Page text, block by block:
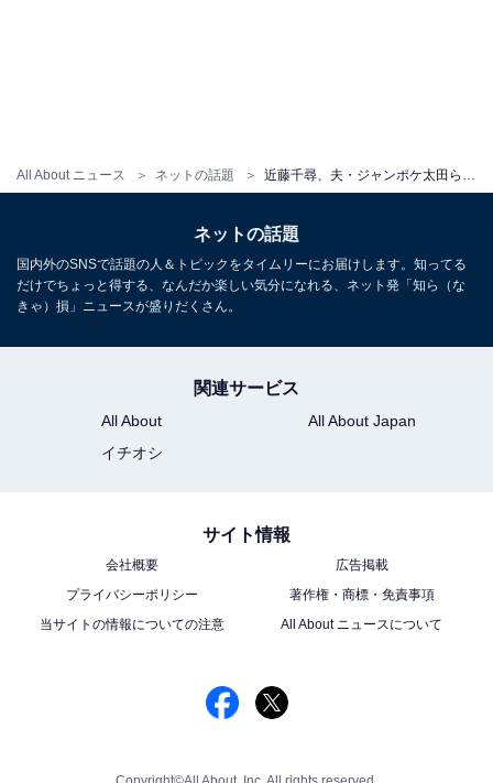
All About ニュース ネットの話題
ネットの話題
国内外のSNSで話題の人＆トピックをタイムリーにお届けします。知ってる
だけでちょっと得する、なんだか楽しい気分になれる、ネット発「知ら（な
きゃ）損」ニュースが盛りだくさん。
関連サービス
All About
All About Japan
イチオシ
サイト情報
会社概要
広告掲載
プライバシーポリシー
著作権・商標・免責事項
当サイトの情報についての注意
All About ニュースについて